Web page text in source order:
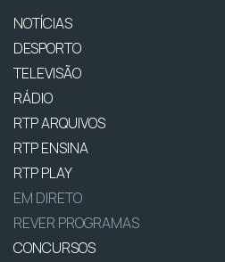
NOTÍCIAS
DESPORTO
TELEVISÃO
RÁDIO
RTP ARQUIVOS
RTP ENSINA
RTP PLAY
EM DIRETO
REVER PROGRAMAS
CONCURSOS